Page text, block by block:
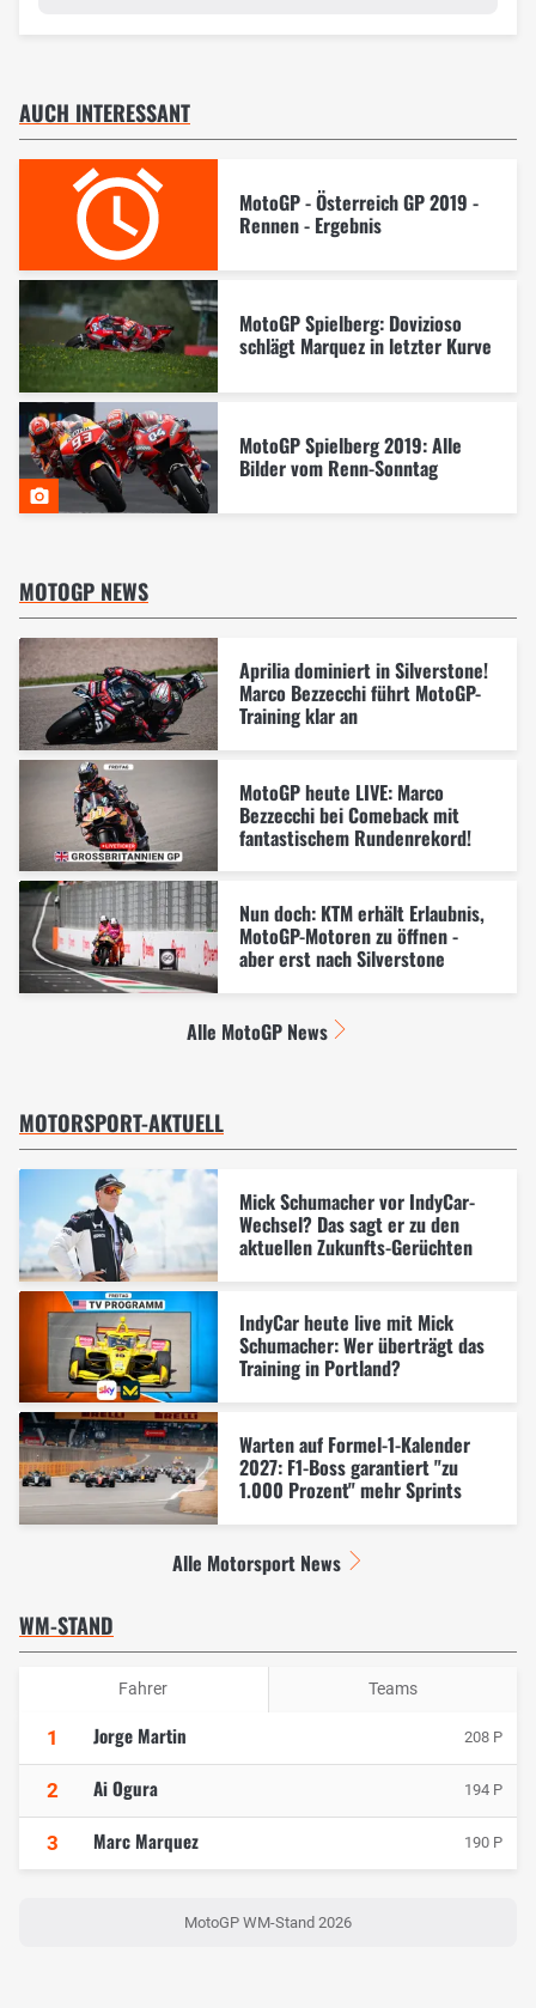
AUCH INTERESSANT
MotoGP - Österreich GP 2019 -
Rennen - Ergebnis
MotoGP Spielberg: Dovizioso
schlägt Marquez in letzter Kurve
MotoGP Spielberg 2019: Alle
Bilder vom Renn-Sonntag
MOTOGP NEWS
Aprilia dominiert in Silverstone!
Marco Bezzecchi führt MotoGP-
Training klar an
MotoGP heute LIVE: Marco
Bezzecchi bei Comeback mit
fantastischem Rundenrekord!
Nun doch: KTM erhält Erlaubnis,
MotoGP-Motoren zu öffnen -
aber erst nach Silverstone
Alle MotoGP News
MOTORSPORT-AKTUELL
Mick Schumacher vor IndyCar-
Wechsel? Das sagt er zu den
aktuellen Zukunfts-Gerüchten
IndyCar heute live mit Mick
Schumacher: Wer überträgt das
Training in Portland?
Warten auf Formel-1-Kalender
2027: F1-Boss garantiert "zu
1.000 Prozent" mehr Sprints
Alle Motorsport News
WM-STAND
Fahrer Teams
1 Jorge Martin 208 P
2 Ai Ogura 194 P
3 Marc Marquez 190 P
MotoGP WM-Stand 2026